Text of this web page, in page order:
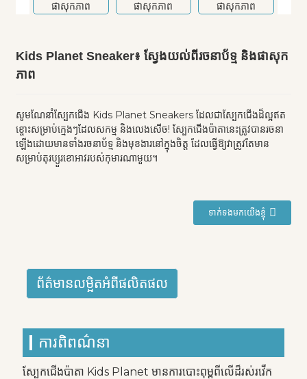
Kids Planet Sneaker៖ ស្វែងយល់ពីរចនាប័ទ្ម និងផាសុក
ភាព
សូមណែនាំស្បែកជើង Kids Planet Sneakers ដែលជាស្បែកជើងដ៏ល្អឥត
ខ្ចោះសម្រាប់ក្មេងៗដែលសកម្ម និងលេងសើច! ស្បែកជើងប៉ាតានេះត្រូវបានរចនា
ឡើងដោយមានទាំងរចនាប័ទ្ម និងមុខងារនៅក្នុងចិត្ត ដែលធ្វើឱ្យវាត្រូវតែមាន
សម្រាប់តុរប្យួរខោអាវរបស់កុមារណាមួយ។
ទាក់ទងមកយើងខ្ញុំ
ព័ត៌មានលម្អិតអំពីផលិតផល
ការពិពណ៌នា
ស្បែកជើងប៉ាតា Kids Planet មានការបោះពុម្ពពីលើដ៏រស់រវើក